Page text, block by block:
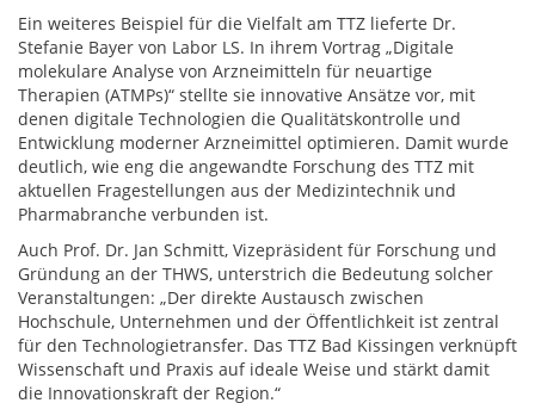
Ein weiteres Beispiel für die Vielfalt am TTZ lieferte Dr.
Stefanie Bayer von Labor LS. In ihrem Vortrag „Digitale
molekulare Analyse von Arzneimitteln für neuartige
Therapien (ATMPs)“ stellte sie innovative Ansätze vor, mit
denen digitale Technologien die Qualitätskontrolle und
Entwicklung moderner Arzneimittel optimieren. Damit wurde
deutlich, wie eng die angewandte Forschung des TTZ mit
aktuellen Fragestellungen aus der Medizintechnik und
Pharmabranche verbunden ist.
Auch Prof. Dr. Jan Schmitt, Vizepräsident für Forschung und
Gründung an der THWS, unterstrich die Bedeutung solcher
Veranstaltungen: „Der direkte Austausch zwischen
Hochschule, Unternehmen und der Öffentlichkeit ist zentral
für den Technologietransfer. Das TTZ Bad Kissingen verknüpft
Wissenschaft und Praxis auf ideale Weise und stärkt damit
die Innovationskraft der Region.“